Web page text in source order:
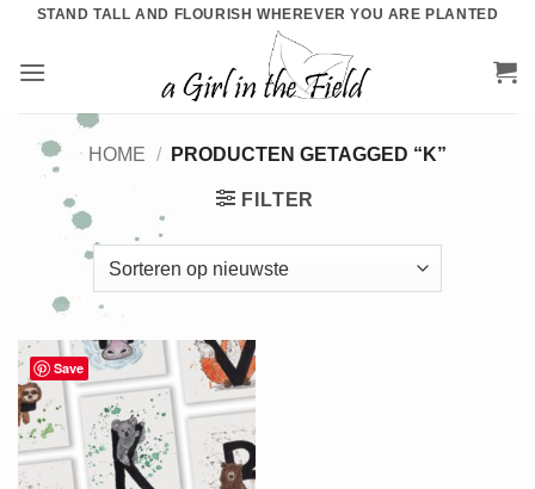
inhoud
STAND TALL AND FLOURISH WHEREVER YOU ARE PLANTED
HOME / PRODUCTEN GETAGGED “K”
FILTER
Save